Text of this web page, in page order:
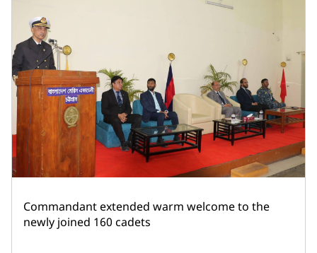
Commandant extended warm welcome to the
newly joined 160 cadets